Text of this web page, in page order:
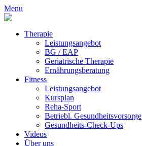
Menu
Therapie
Leistungsangebot
BG / EAP
Geriatrische Therapie
Ernährungsberatung
Fitness
Leistungsangebot
Kursplan
Reha-Sport
Betriebl. Gesundheitsvorsorge
Gesundheits-Check-Ups
Videos
Über uns